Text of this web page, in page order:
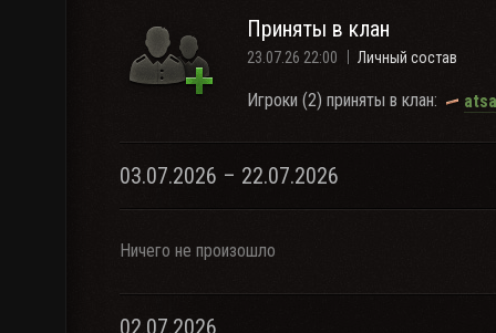
Приняты в клан
23.07.26 22:00 Личный состав
Игроки (2) приняты в клан:
03.07.2026 – 22.07.2026
Ничего не произошло
02.07.2026